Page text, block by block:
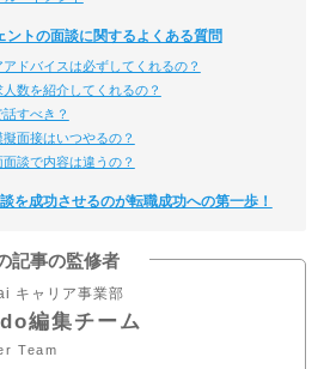
ントの面談に関するよくある質問
ドバイスは必ずしてくれるの？
数を紹介してくれるの？
すべき？
面接はいつやるの？
談で内容は違うの？
を成功させるのが転職成功への第一歩！
記事の監修者
キャリア事業部
編集チーム
Team